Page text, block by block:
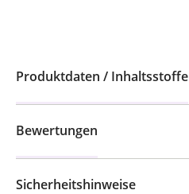
Produktdaten / Inhaltsstoffe
Bewertungen
Sicherheitshinweise